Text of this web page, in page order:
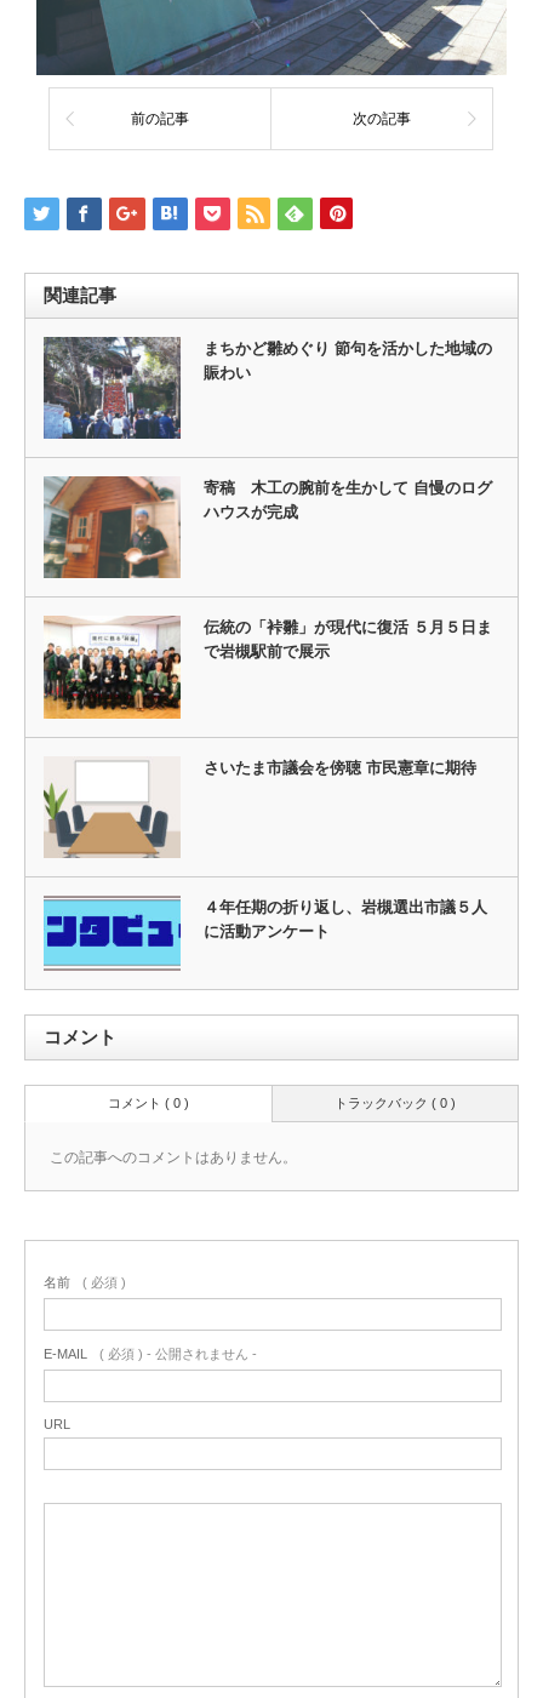
前の記事 次の記事
関連記事
まちかど雛めぐり 節句を活かした地域の
賑わい
寄稿 木工の腕前を生かして 自慢のログ
ハウスが完成
伝統の「裃雛」が現代に復活 ５月５日ま
で岩槻駅前で展示
さいたま市議会を傍聴 市民憲章に期待
４年任期の折り返し、岩槻選出市議５人
に活動アンケート
コメント
トラックバック ( 0 )
コメント ( 0 )
この記事へのコメントはありません。
名前 ( 必須 )
E-MAIL ( 必須 ) - 公開されません -
URL